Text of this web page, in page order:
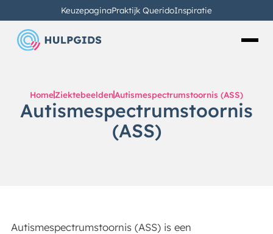
KeuzepaginaPraktijk QueridoInspiratie
HomeZiektebeeldenAutismespectrumstoornis (ASS)
Autismespectrumstoornis
(ASS)
Autismespectrumstoornis (ASS) is een